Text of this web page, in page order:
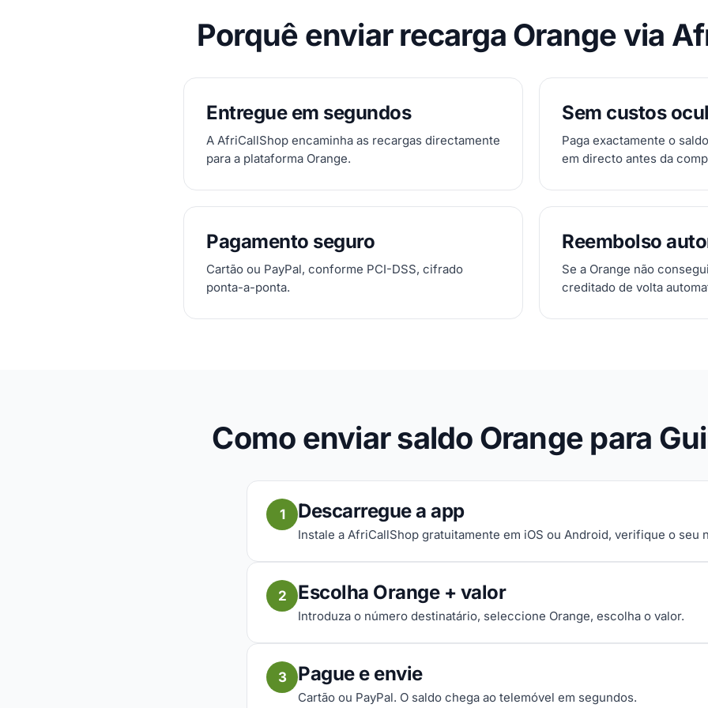
Porquê enviar recarga Orange via
Entregue em segundos
A AfriCallShop encaminha as recargas directamente
para a plataforma Orange.
Sem custos
Paga exactamente o
em directo antes da
Pagamento seguro
Cartão ou PayPal, conforme PCI-DSS, cifrado
ponta-a-ponta.
Reembolso
Se a Orange não
creditado de volta
Como enviar saldo Orange para
1 Descarregue a app
Instale a AfriCallShop gratuitamente em iOS ou Android, verifique o seu
2 Escolha Orange + valor
Introduza o número destinatário, seleccione Orange, escolha o valor.
3 Pague e envie
Cartão ou PayPal. O saldo chega ao telemóvel em segundos.